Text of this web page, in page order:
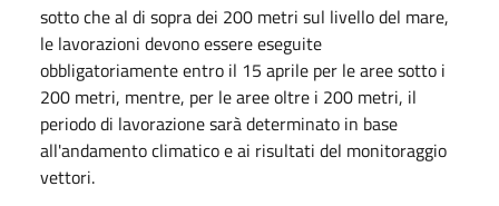
sotto che al di sopra dei 200 metri sul livello del mare,
le lavorazioni devono essere eseguite
obbligatoriamente entro il 15 aprile per le aree sotto i
200 metri, mentre, per le aree oltre i 200 metri, il
periodo di lavorazione sarà determinato in base
all'andamento climatico e ai risultati del monitoraggio
vettori.